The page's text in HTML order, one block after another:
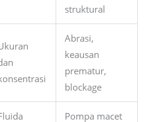
struktural
Abrasi,
keausan
prematur,
blockage
Pompa macet